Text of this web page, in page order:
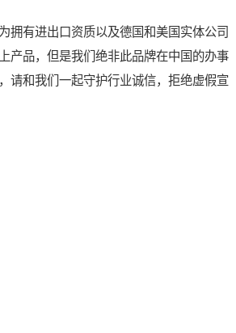
拥有进出口资质以及德国和美国实体公司
产品，但是我们绝非此品牌在中国的办事
请和我们一起守护行业诚信，拒绝虚假宣